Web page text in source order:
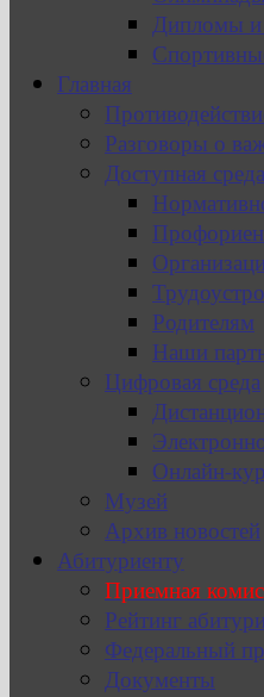
Дипломы и
Главная
Разговоры о
Доступная среда
Родителям
Наши
Цифровая среда
Онлайн-
Музей
Архив новостей
Абитуриенту
Приемная
Рейтинг
Федеральный
Документы